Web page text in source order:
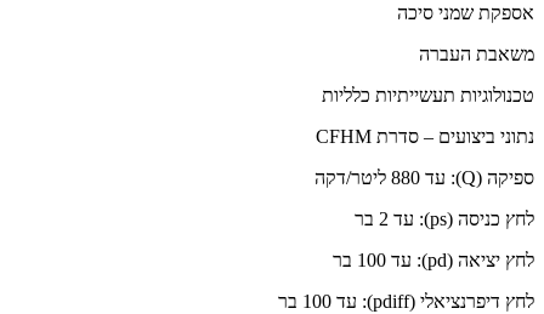
אספקת שמני סיכה
משאבת העברה
טכנולוגיות תעשייתיות כלליות
נתוני ביצועים – סדרת CFHM
ספיקה (Q): עד 880 ליטר/דקה
לחץ כניסה (ps): עד 2 בר
לחץ יציאה (pd): עד 100 בר
לחץ דיפרנציאלי (pdiff): עד 100 בר